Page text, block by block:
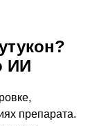
?
ИИ
препарата.